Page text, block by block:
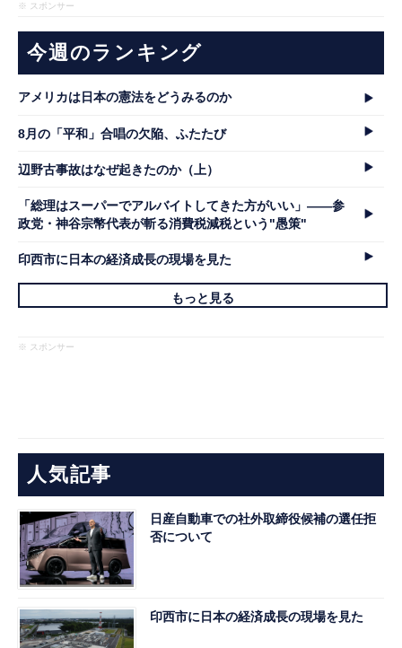
※ スポンサー
今週のランキング
アメリカは日本の憲法をどうみるのか
8月の「平和」合唱の欠陥、ふたたび
辺野古事故はなぜ起きたのか（上）
「総理はスーパーでアルバイトしてきた方がいい」――参
政党・神谷宗幣代表が斬る消費税減税という"愚策"
印西市に日本の経済成長の現場を見た
もっと見る
※ スポンサー
人気記事
日産自動車での社外取締役候補の選任拒
否について
印西市に日本の経済成長の現場を見た